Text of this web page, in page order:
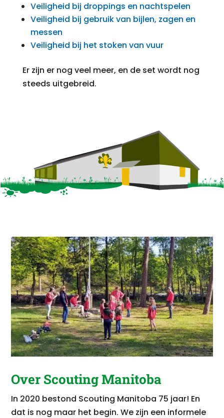
Veiligheid bij droppings en nachtspelen
Veiligheid bij gebruik van bijlen, zagen en
messen
Veiligheid bij het stoken van vuur
Er zijn er nog veel meer, en de set wordt nog
steeds uitgebreid.
Over Scouting Manitoba
In 2020 bestond Scouting Manitoba 75 jaar! En
dat is nog maar het begin.We zijn een informele